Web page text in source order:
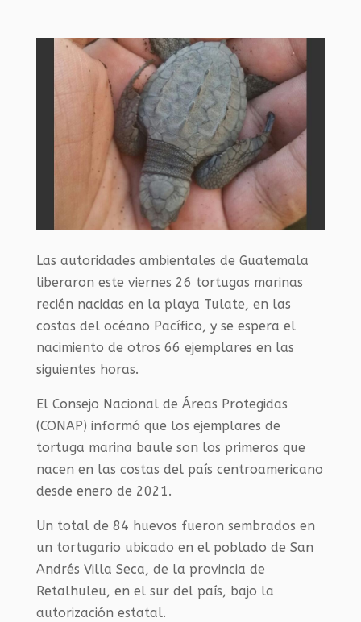
Las autoridades ambientales de Guatemala
liberaron este viernes 26 tortugas marinas
recién nacidas en la playa Tulate, en las
costas del océano Pacífico, y se espera el
nacimiento de otros 66 ejemplares en las
siguientes horas.
El Consejo Nacional de Áreas Protegidas
(CONAP) informó que los ejemplares de
tortuga marina baule son los primeros que
nacen en las costas del país centroamericano
desde enero de 2021.
Un total de 84 huevos fueron sembrados en
un tortugario ubicado en el poblado de San
Andrés Villa Seca, de la provincia de
Retalhuleu, en el sur del país, bajo la
autorización estatal.